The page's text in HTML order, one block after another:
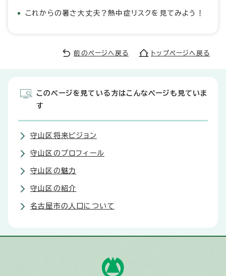
これからの暑さ大丈夫？熱中症リスクを見てみよう！
前のページへ戻る トップページへ戻る
このページを見ている方はこんなページも見ていま
す
守山区将来ビジョン
守山区のプロフィール
守山区の魅力
守山区の紹介
名古屋市の人口について